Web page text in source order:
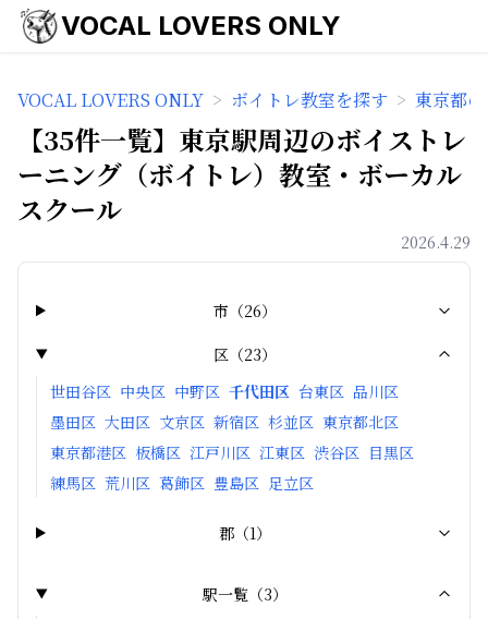
VOCAL LOVERS ONLY
VOCAL LOVERS ONLY > ボイトレ教室を探す > 東京都
【35件一覧】東京駅周辺のボイストレ
ーニング（ボイトレ）教室・ボーカル
スクール
2026.4.29
市 （26）
区 （23）
世田谷区 中央区 中野区 千代田区 台東区 品川区
墨田区 大田区 文京区 新宿区 杉並区 東京都北区
東京都港区 板橋区 江戸川区 江東区 渋谷区 目黒区
練馬区 荒川区 葛飾区 豊島区 足立区
郡 （1）
駅一覧（3）